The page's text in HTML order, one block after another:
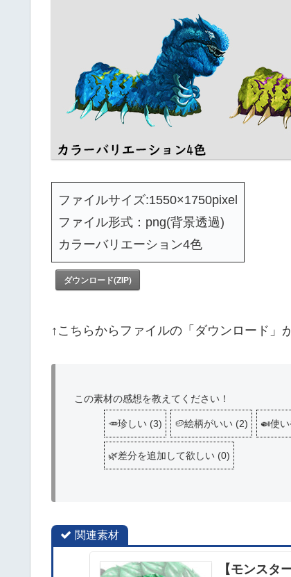
ファイルサイズ:1550×1750pixel
ファイル形式：png(背景透過)
カラーバリエーション4色
ダウンロード(ZIP)
↑こちらからファイルの「ダウンロード」
この素材の感想を教えてください！
🥕珍しい (3) 🥔絵柄がいい (2) 🍛使
🌿差分を追加して欲しい (0)
関連素材
【モンス